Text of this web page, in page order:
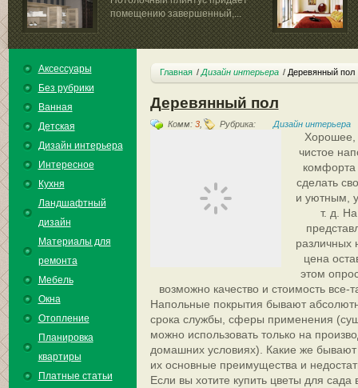
помещению завершенный,...
Аксессуары
Без рубрики
Ванная
Детская
Дизайн интерьера
Интересное
Кухня
Ландшафтный
дизайн
Материалы для
ремонта
Мебель
Окна
Отопление
Планировка
квартиры
Платные статьи
Главная Дизайн интерьера Деревянный пол
Деревянный пол
Комм: 3, Рубрика: Дизайн интерьера
Хорошее,
чистое
сделать
и уютным,
т. д.
различных
цена
этом
возможно качество и стоимость все-
Напольные покрытия бывают
срока службы, сферы применения
можно использовать только на
домашних условиях). Какие же
их основные преимущества и
Если вы хотите купить цветы для